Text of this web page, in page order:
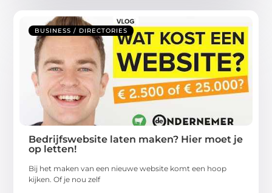
BUSINESS / DIRECTORIES
Bedrijfswebsite laten maken? Hier moet je
op letten!
Bij het maken van een nieuwe website komt een hoop
kijken. Of je nou zelf